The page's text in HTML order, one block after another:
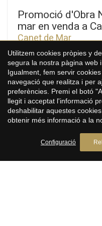
Promoció d'Obra
mar en venda a
Canet de Mar
350.000 €
84 m²
Mida
2
Habitacions
1
Voramar, una exclusiva
nova a Canet de Mar,
2, 3 i 4 habitacions.
promoció ofereix un
contemporani, la
combinen per a crear llars
amb terrasses i vistes a la
de primera qualitat de disseny
Utilitzem cookies pròpies y
segura la nostra pàgina web
Igualment, fem servir
navegació que realitza i per
preferències. Premi el botó
llegit i acceptat l'informació
deshabilitar aquestes
obtenir més informació a la
Configuració